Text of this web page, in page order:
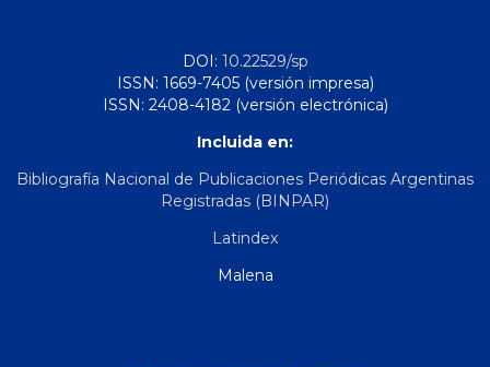
DOI: 10.22529/sp
ISSN: 1669-7405 (versión impresa)
ISSN: 2408-4182 (versión electrónica)
Incluida en:
Bibliografía Nacional de Publicaciones Periódicas Argentinas
Registradas (BINPAR)
Latindex
Malena